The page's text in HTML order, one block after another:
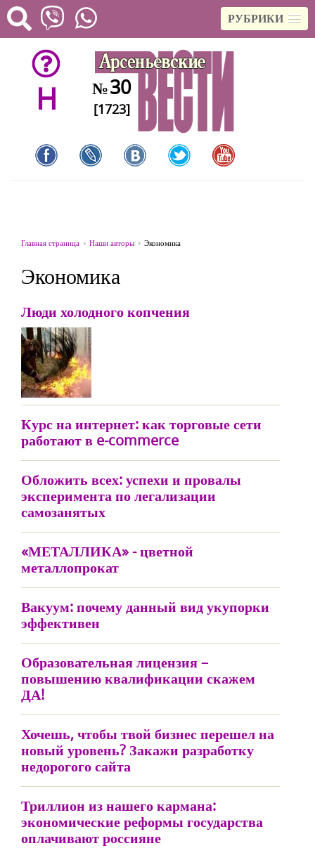
РУБРИКИ
H №30
[1723]
Главная страница Наши авторы Экономика
Экономика
Люди холодного копчения
Курс на интернет: как торговые сети
работают в e-commerce
Обложить всех: успехи и провалы
эксперимента по легализации
самозанятых
«МЕТАЛЛИКА» - цветной
металлопрокат
Вакуум: почему данный вид укупорки
эффективен
Образовательная лицензия –
повышению квалификации скажем
ДА!
Хочешь, чтобы твой бизнес перешел на
новый уровень? Закажи разработку
недорогого сайта
Триллион из нашего кармана:
экономические реформы государства
оплачивают россияне